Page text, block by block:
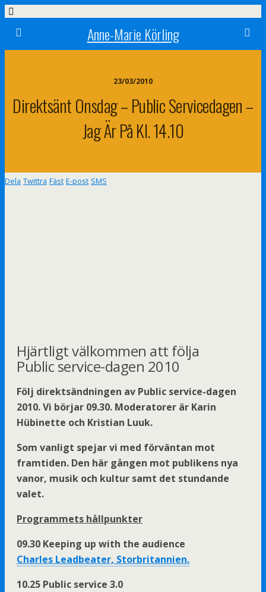
Anne-Marie Körling
23/03/2010
Direktsänt Onsdag – Public Servicedagen –
Jag Är På Kl. 14.10
Dela Twittra Fäst E-post SMS
Hjärtligt välkommen att följa
Public service-dagen 2010
Följ direktsändningen av Public service-dagen
2010. Vi börjar 09.30. Moderatorer är Karin
Hübinette och Kristian Luuk.
Som vanligt spejar vi med förväntan mot
framtiden. Den här gången mot publikens nya
vanor, musik och kultur samt det stundande
valet.
Programmets hållpunkter
09.30 Keeping up with the audience
Charles Leadbeater, Storbritannien.
10.25 Public service 3.0